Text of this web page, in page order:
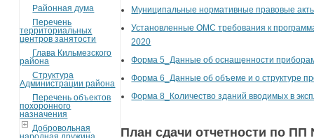
Районная дума
Перечень
территориальных
центров занятости
Глава Кильмезского
района
Структура
Администрации района
Перечень объектов
похоронного
назначения
Добровольная
Муниципальные нормативные правовые
Установленные ОМС требования к
2020
Форма 5_Данные об оснащенности
Форма 6_Данные об объеме и о структуре
Форма 8_Количество зданий вводимых в
План сдачи отчетности по ПП